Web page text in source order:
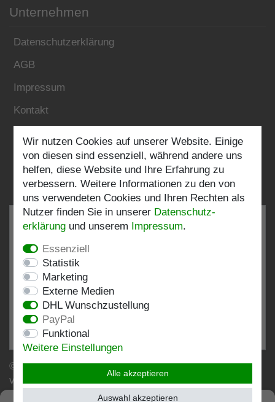
Unternehmen
Datenschutzerklärung
AGB
Impressum
Kontakt
Folgen Sie uns:
bei: shopvote.de, Amazon
Bewertungsprofil bei SHOPVOTE.DE ansehen
Informationen zur Echtheit von Kundenbewertungen
© Copyright 2026 | Stockshop.de GmbH. Alle Rechte
vorbehalten.
Wir nutzen Cookies auf unserer Website. Einige
von diesen sind essenziell, während andere uns
helfen, diese Website und Ihre Erfahrung zu
verbessern. Weitere Informationen zu den von
uns verwendeten Cookies und Ihren Rechten als
Nutzer finden Sie in unserer Daten­schutz­
erklärung und unserem Impressum.
Essenziell
Statistik
Marketing
Externe Medien
DHL Wunschzustellung
PayPal
Funktional
Weitere Einstellungen
Alle akzeptieren
Auswahl akzeptieren